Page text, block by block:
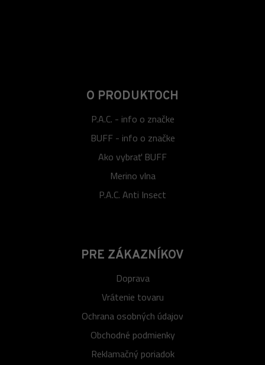
O PRODUKTOCH
P.A.C. - info o značke
BUFF - info o značke
Ako vybrať BUFF
Merino vlna
P.A.C. Anti Insect
PRE ZÁKAZNÍKOV
Doprava
Vrátenie tovaru
Ochrana osobných údajov
Obchodné podmienky
Reklamačný poriadok